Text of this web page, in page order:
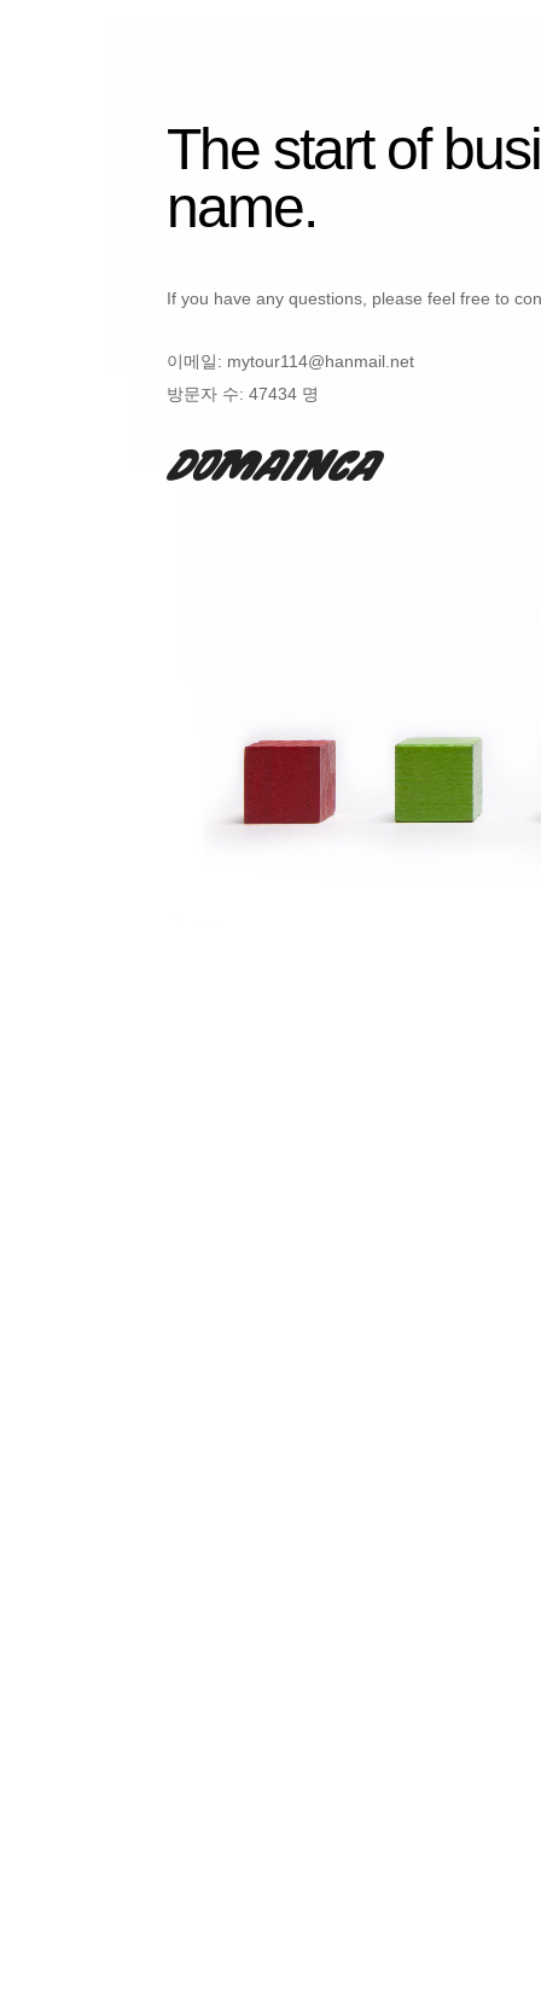
The start of
name.
If you have any questions, please feel free to
이메일: mytour114@hanmail.net
방문자 수: 47434 명